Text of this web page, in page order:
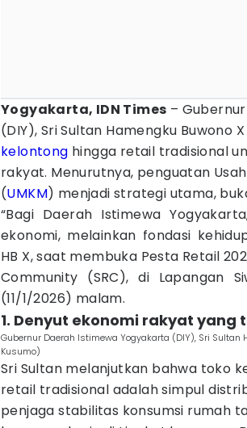
Yogyakarta, IDN Times –
(DIY), Sri Sultan Hamengku Buwono
kelontong hingga retail tradisional
rakyat. Menurutnya, penguatan
(UMKM) menjadi strategi utama,
“Bagi Daerah Istimewa
ekonomi, melainkan fondasi
HB X, saat membuka Pesta Retail
Community (SRC), di Lapangan
(11/1/2026) malam.
1. Denyut ekonomi rakyat yang
Gubernur Daerah Istimewa Yogyakarta (DIY), Sri Sultan
Kusumo)
Sri Sultan melanjutkan bahwa toko
retail tradisional adalah simpul
penjaga stabilitas konsumsi rumah